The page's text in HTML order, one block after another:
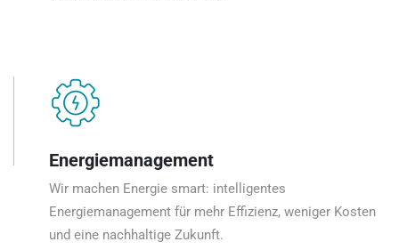
Energiemanagement
Wir machen Energie smart: intelligentes
Energiemanagement für mehr Effizienz, weniger Kosten
und eine nachhaltige Zukunft.